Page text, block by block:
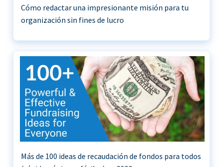
Cómo redactar una impresionante misión para tu
organización sin fines de lucro
Más de 100 ideas de recaudación de fondos para todos